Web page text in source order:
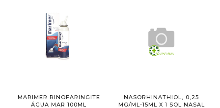
MARIMER RINOFARINGITE
ÁGUA MAR 100ML
NASORHINATHIOL, 0,25
MG/ML-15ML X 1 SOL NASAL